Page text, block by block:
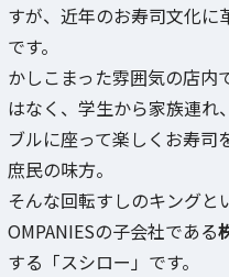
すが、近年のお寿司文化に
です。
かしこまった雰囲気の店内
はなく、学生から家族連れ
ブルに座って楽しくお寿司
庶民の味方。
そんな回転すしのキングと
OMPANIESの子会社である
する「スシロー」です。